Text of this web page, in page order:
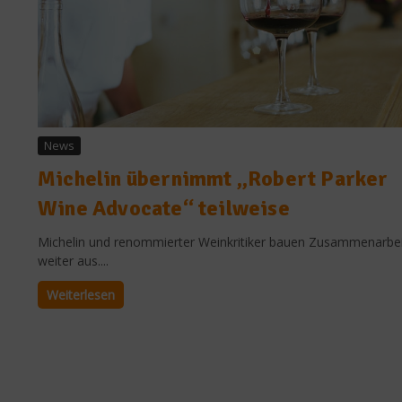
News
Michelin übernimmt „Robert Parker
Wine Advocate“ teilweise
Michelin und renommierter Weinkritiker bauen
weiter aus....
Weiterlesen